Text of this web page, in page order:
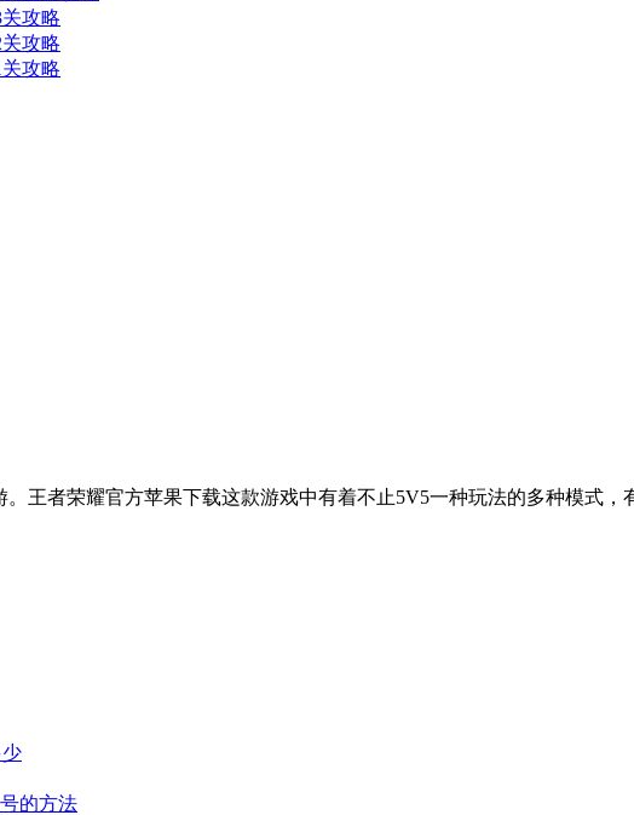
攻略
攻略
攻略
王者荣耀官方苹果下载这款游戏中有着不止5V5一种玩法的多种模式，
的方法